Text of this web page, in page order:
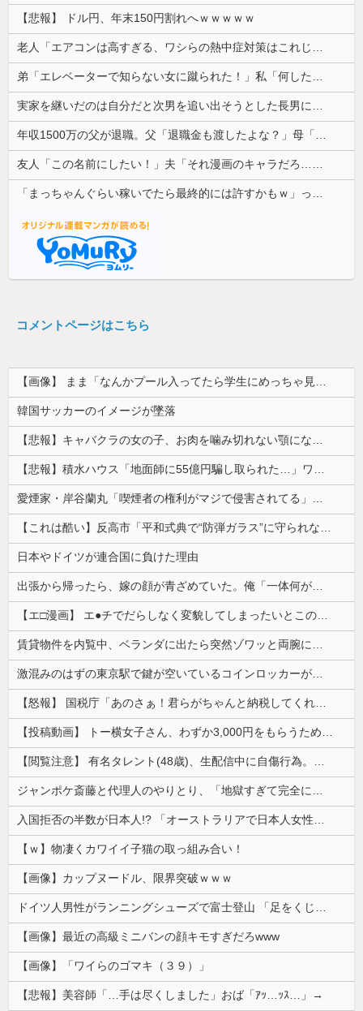
【悲報】 ドル円、年末150円割れへｗｗｗｗｗ
老人「エアコンは高すぎる、ワシらの熱中症対策はこれじゃよ」
弟「エレベーターで知らない女に蹴られた！」私「何したの？」→事情を聞いた家族全員が「それは自業自得」と呆れてしまい…
実家を継いだのは自分だと次男を追い出そうとした長男に次男が「え、この家って継ぐほどの何かがあったの？」と返した。すると…
年収1500万の父が退職。父「退職金も渡したよな？」母「貯金なんてないよー」父「全部なくなったの！？」→予想外の返事に家族騒然となり…
友人「この名前にしたい！」夫「それ漫画のキャラだろ…」→子供の名付けを巡って夫婦が大揉めになり…
「まっちゃんぐらい稼いでたら最終的には許すかもｗ」って言ったら旦那が突然怒り出した。このまま情まで枯渇しそう
コメントページはこちら
【画像】 まま「なんかプール入ってたら学生にめっちゃ見られたw」
韓国サッカーのイメージが墜落
【悲報】キャバクラの女の子、お肉を噛み切れない顎になってしまう・・・
【悲報】積水ハウス「地面師に55億円騙し取られた…」ワイ「会社終わったやろなぁ」→結果ｗｗｗｗ
愛煙家・岸谷蘭丸「喫煙者の権利がマジで侵害されてる」と私見 「いくら税金を我々が払ってるんだと」
【これは酷い】反高市「平和式典で“防弾ガラス”に守られながらスピーチ。『高市出て行け』の声も。そういう人が日本の総理」→ツッコミ多数「石破さんの...
日本やドイツが連合国に負けた理由
出張から帰ったら、嫁の顔が青ざめていた。俺「一体何があったんだ？」嫁「…」→子供たちに話を聞くと…
【エ□漫画】 エ●チでだらしなく変貌してしまったいとこのお姉ちゃんにチン○ン搾り取られちゃうショタ君…！
賃貸物件を内覧中、ベランダに出たら突然ゾワッと両腕に鳥肌が出た。「やっぱりこの部屋嫌だ」と思った瞬間、体が前にドンッと突き飛ばされて…
激混みのはずの東京駅で鍵が空いているコインロッカーが散見、「ラッキー」と思って中を確認してみると……
【怒報】 国税庁「あのさぁ！君らがちゃんと納税してくれないとこうなっちゃうけどどうする？！」←これw w w w w w w w
【投稿動画】 トー横女子さん、わずか3,000円をもらうために大人のチ●ポをしゃぶってしまう…
【閲覧注意】 有名タレント(48歳)、生配信中に自傷行為。想像の10倍エグくてファン全員トラウマに…
ジャンポケ斎藤と代理人のやりとり、「地獄すぎて完全にコントになってる……」と衝撃を受ける人が続出中
入国拒否の半数が日本人!? 「オーストラリアで日本人女性が売春」
【ｗ】物凄くカワイイ子猫の取っ組み合い！
【画像】カップヌードル、限界突破ｗｗｗ
ドイツ人男性がランニングシューズで富士登山 「足をくじいて動けない」
【画像】最近の高級ミニバンの顔キモすぎだろwww
【画像】「ワイらのゴマキ（３９）」
【悲報】美容師「…手は尽くしました」おば「ｱｯ…ｯｽ…」→